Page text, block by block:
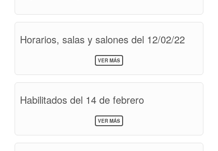
Horarios, salas y salones del 12/02/22
VER MÁSSOBRE
HORARIOS,
DEL
12/02/22
Habilitados del 14 de febrero
VER MÁSSOBRE
HABILITADOS